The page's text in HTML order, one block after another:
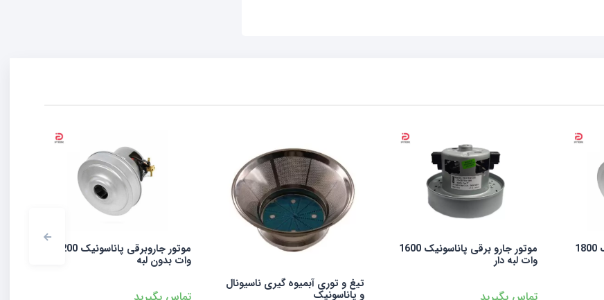
موتور جارو برقی پاناسونیک 1600
تیغ و توری آبمیوه گیری ناسیونال
موتور جاروبرقی پاناسونیک 2200